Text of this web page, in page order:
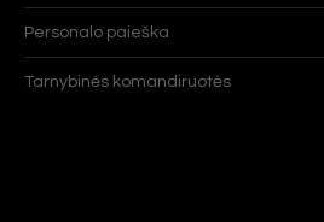
Personalo paieška
Tarnybinės komandiruotės